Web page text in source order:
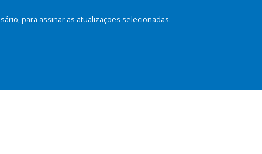
para assinar as atualizações selecionadas.